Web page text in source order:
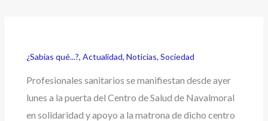
¿Sabías qué...?,Actualidad,Noticias,Sociedad
Profesionales sanitarios se manifiestan desde ayer
lunes a la puerta del Centro de Salud de Navalmoral
en solidaridad y apoyo a la matrona de dicho centro